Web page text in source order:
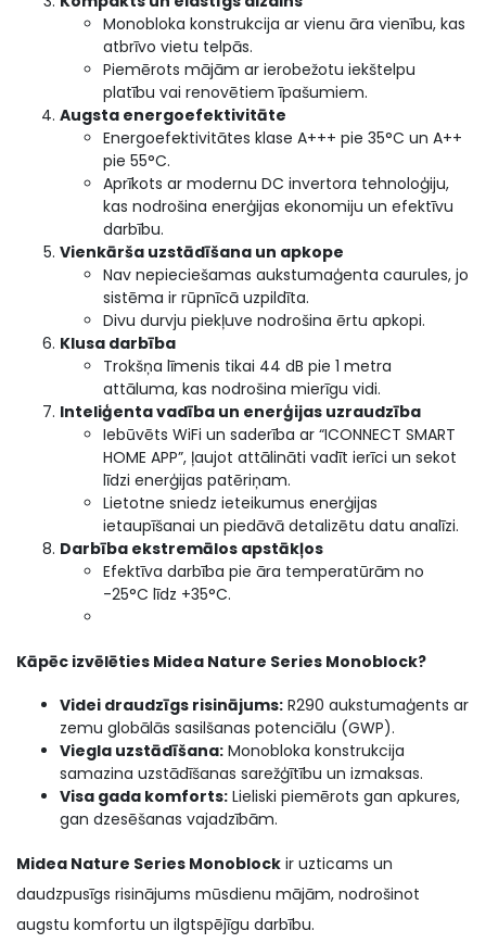
Monobloka konstrukcija ar vienu āra vienību, kas
atbrīvo vietu telpās.
Piemērots mājām ar ierobežotu iekštelpu
platību vai renovētiem īpašumiem.
Augsta energoefektivitāte
Energoefektivitātes klase A+++ pie 35°C un A++
pie 55°C.
Aprīkots ar modernu DC invertora tehnoloģiju,
kas nodrošina enerģijas ekonomiju un efektīvu
darbību.
Vienkārša uzstādīšana un apkope
Nav nepieciešamas aukstumaģenta caurules, jo
sistēma ir rūpnīcā uzpildīta.
Divu durvju piekļuve nodrošina ērtu apkopi.
Klusa darbība
Trokšņa līmenis tikai 44 dB pie 1 metra
attāluma, kas nodrošina mierīgu vidi.
Inteliģenta vadība un enerģijas uzraudzība
Iebūvēts WiFi un saderība ar “ICONNECT SMART
HOME APP”, ļaujot attālināti vadīt ierīci un sekot
līdzi enerģijas patēriņam.
Lietotne sniedz ieteikumus enerģijas
ietaupīšanai un piedāvā detalizētu datu analīzi.
Darbība ekstremālos apstākļos
Efektīva darbība pie āra temperatūrām no
-25°C līdz +35°C.
Kāpēc izvēlēties Midea Nature Series Monoblock?
Videi draudzīgs risinājums: R290 aukstumaģents ar
zemu globālās sasilšanas potenciālu (GWP).
Viegla uzstādīšana: Monobloka konstrukcija
samazina uzstādīšanas sarežģītību un izmaksas.
Visa gada komforts: Lieliski piemērots gan apkures,
gan dzesēšanas vajadzībām.
Midea Nature Series Monoblock ir uzticams un
daudzpusīgs risinājums mūsdienu mājām, nodrošinot
augstu komfortu un ilgtspējīgu darbību.